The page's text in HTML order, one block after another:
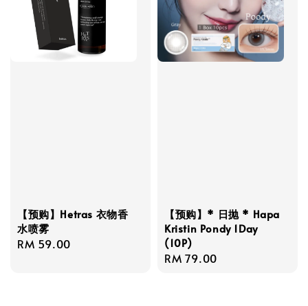
【预购】Hetras 衣物香
水喷雾
Regular
RM 59.00
【预购】* 日抛 * Hapa
Kristin Pondy 1Day
(10P)
Regular
RM 79.00